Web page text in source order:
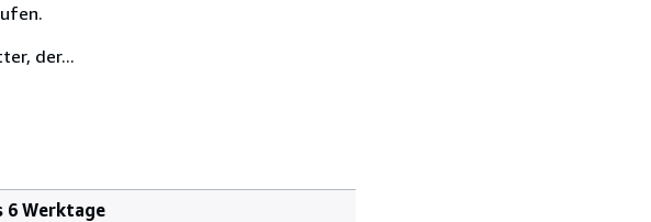
der...
6 Werktage